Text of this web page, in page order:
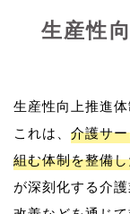
生産性
生産性向上推進
これは、 介護サ
組む体制を整備
が深刻化する介